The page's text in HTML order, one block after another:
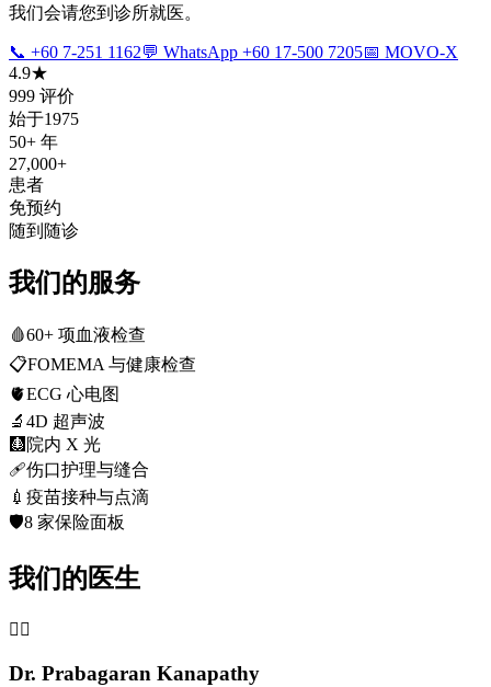
我们会请您到诊所就医。
📞 +60 7-251 1162💬 WhatsApp +60 17-500 7205📅 MOVO-X
4.9★
999 评价
始于1975
50+ 年
27,000+
患者
免预约
随到随诊
我们的服务
🩸60+ 项血液检查
📋FOMEMA 与健康检查
🫀ECG 心电图
🔬 4D 超声波
🩻 院内 X 光
🩹伤口护理与缝合
💉 疫苗接种与点滴
🛡️8 家保险面板
我们的医生
👨‍⚕️
Dr. Prabagaran Kanapathy